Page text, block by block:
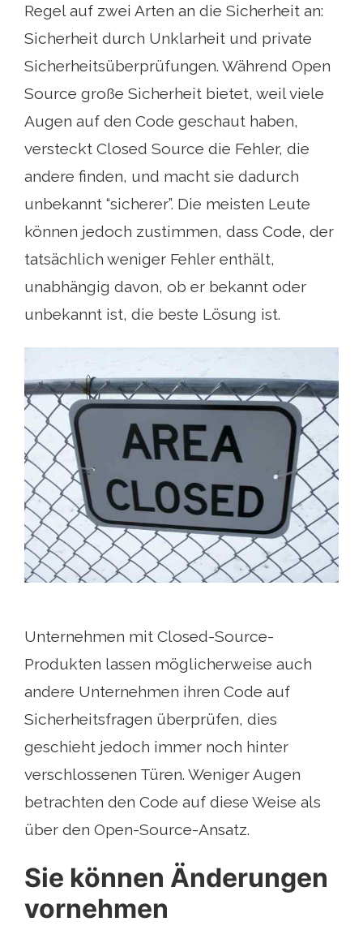
Regel auf zwei Arten an die Sicherheit an:
Sicherheit durch Unklarheit und private
Sicherheitsüberprüfungen. Während Open
Source große Sicherheit bietet, weil viele
Augen auf den Code geschaut haben,
versteckt Closed Source die Fehler, die
andere finden, und macht sie dadurch
unbekannt “sicherer”. Die meisten Leute
können jedoch zustimmen, dass Code, der
tatsächlich weniger Fehler enthält,
unabhängig davon, ob er bekannt oder
unbekannt ist, die beste Lösung ist.
Unternehmen mit Closed-Source-
Produkten lassen möglicherweise auch
andere Unternehmen ihren Code auf
Sicherheitsfragen überprüfen, dies
geschieht jedoch immer noch hinter
verschlossenen Türen. Weniger Augen
betrachten den Code auf diese Weise als
über den Open-Source-Ansatz.
Sie können Änderungen
vornehmen